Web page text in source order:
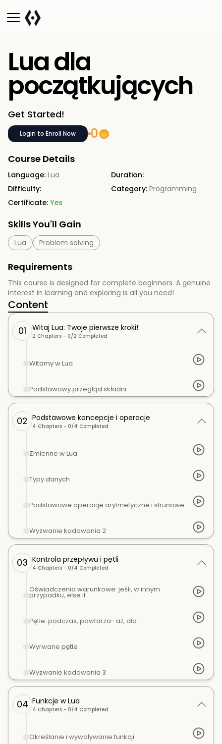
Lua dla
początkujących
Get Started!
Login to Enroll Now 0
Course Details
Language: Lua
Duration:
Difficulty:
Category: Programming
Certificate: Yes
Skills You'll Gain
Lua Problem solving
Requirements
This course is designed for complete beginners. A genuine
interest in learning and exploring is all you need!
Content
01 Witaj Lua: Twoje pierwsze kroki!
2 Chapters - 0/2 Completed
Witamy w Lua
Podstawowy przegląd składni
02 Podstawowe koncepcje i operacje
4 Chapters - 0/4 Completed
Zmienne w Lua
Typy danych
Podstawowe operacje arytmetyczne i strunowe
Wyzwanie kodowania 2
03 Kontrola przepływu i pętli
4 Chapters - 0/4 Completed
Oświadczenia warunkowe: jeśli, w innym
przypadku, else if
Pętle: podczas, powtarza- aż, dla
Wyrwane pętle
Wyzwanie kodowania 3
04 Funkcje w Lua
4 Chapters - 0/4 Completed
Określanie i wywoływanie funkcji